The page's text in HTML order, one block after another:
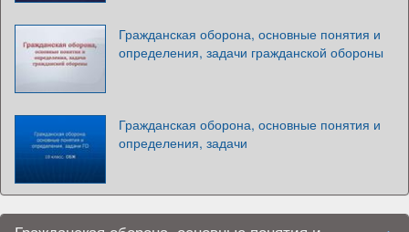
Гражданская оборона, основные понятия и
определения, задачи гражданской обороны
Гражданская оборона, основные понятия и
определения, задачи